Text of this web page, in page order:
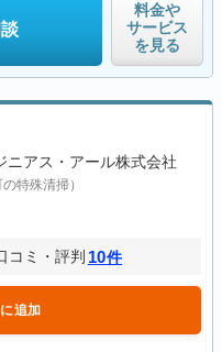
料金や
サービス
を見る
ニアス・アール株式会社
特殊清掃）
コミ・評判 10件
追加